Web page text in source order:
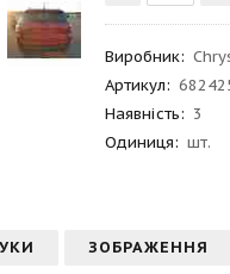
Виробник:
Артикул:
Наявність: 3
Одиниця: шт.
ЗОБРАЖЕННЯ